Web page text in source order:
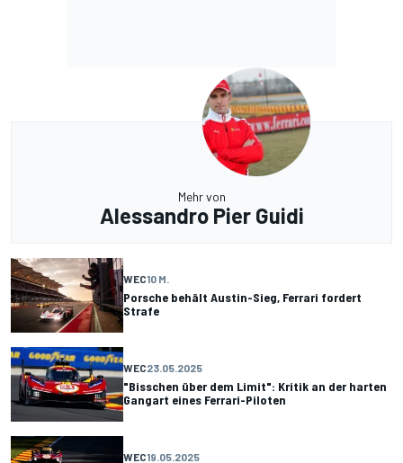
Mehr von
Alessandro Pier Guidi
WEC10 M.
Porsche behält Austin-Sieg, Ferrari fordert
Strafe
WEC23.05.2025
"Bisschen über dem Limit": Kritik an der harten
Gangart eines Ferrari-Piloten
WEC19.05.2025